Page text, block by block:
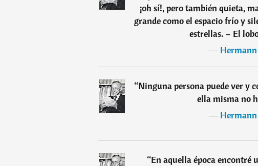
¡oh sí!, pero también quieta,
grande como el espacio frío y
estrellas. – El
―Hermann
“Ninguna persona puede ver y
ella misma no
―Hermann
“En aquella época encontré